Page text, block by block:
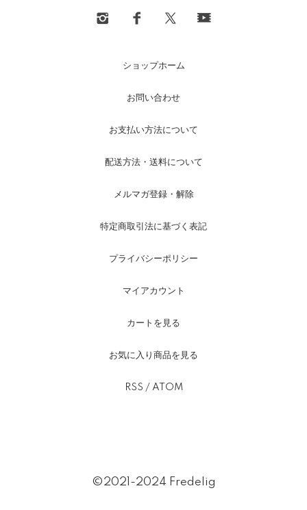
ショップホーム
お問い合わせ
お支払い方法について
配送方法・送料について
メルマガ登録・解除
特定商取引法に基づく表記
プライバシーポリシー
マイアカウント
カートを見る
お気に入り商品を見る
RSS / ATOM
©2021-2024 Fredelig